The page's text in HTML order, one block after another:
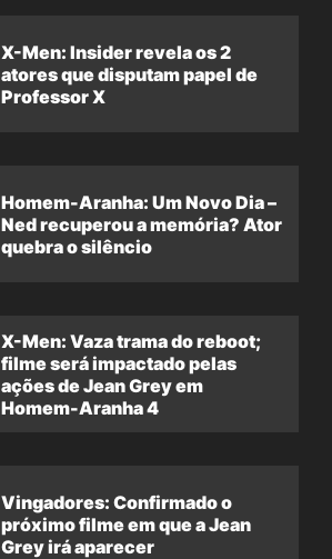
X-Men: Insider revela os 2
atores que disputam papel de
Professor X
Homem-Aranha: Um Novo Dia –
Ned recuperou a memória? Ator
quebra o silêncio
X-Men: Vaza trama do reboot;
filme será impactado pelas
ações de Jean Grey em
Homem-Aranha 4
Vingadores: Confirmado o
próximo filme em que a Jean
Grey irá aparecer